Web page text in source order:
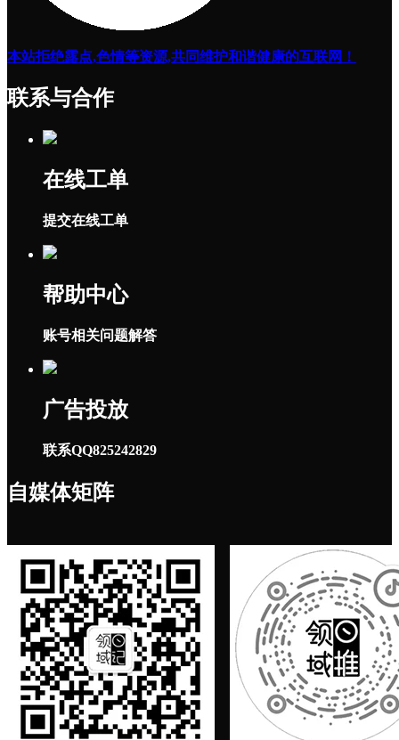
本站拒绝露点,色情等资源,共同维护和谐健康的互联网！
联系与合作
在线工单
提交在线工单
帮助中心
账号相关问题解答
广告投放
联系QQ825242829
自媒体矩阵